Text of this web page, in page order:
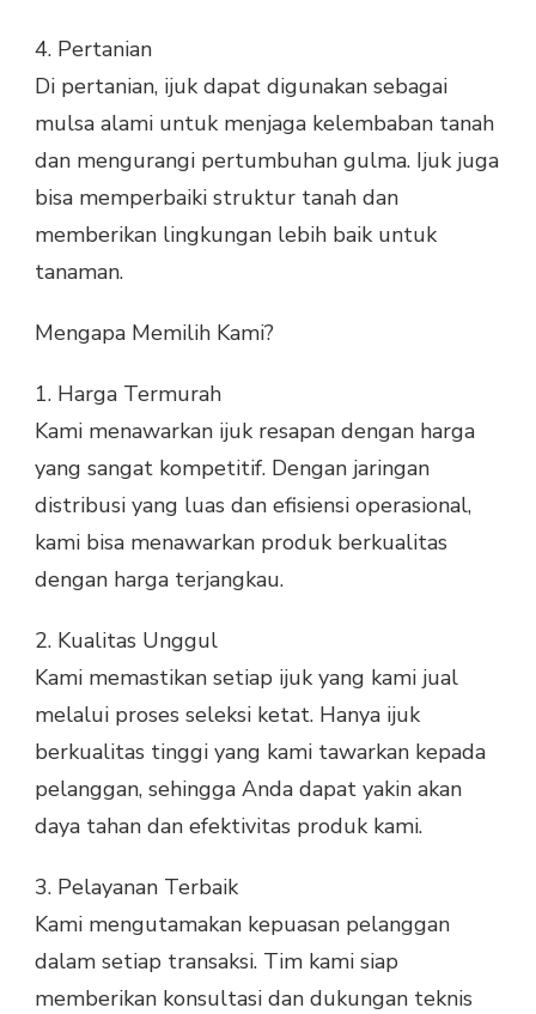
4. Pertanian
Di pertanian, ijuk dapat digunakan sebagai
mulsa alami untuk menjaga kelembaban tanah
dan mengurangi pertumbuhan gulma. Ijuk juga
bisa memperbaiki struktur tanah dan
memberikan lingkungan lebih baik untuk
tanaman.
Mengapa Memilih Kami?
1. Harga Termurah
Kami menawarkan ijuk resapan dengan harga
yang sangat kompetitif. Dengan jaringan
distribusi yang luas dan efisiensi operasional,
kami bisa menawarkan produk berkualitas
dengan harga terjangkau.
2. Kualitas Unggul
Kami memastikan setiap ijuk yang kami jual
melalui proses seleksi ketat. Hanya ijuk
berkualitas tinggi yang kami tawarkan kepada
pelanggan, sehingga Anda dapat yakin akan
daya tahan dan efektivitas produk kami.
3. Pelayanan Terbaik
Kami mengutamakan kepuasan pelanggan
dalam setiap transaksi. Tim kami siap
memberikan konsultasi dan dukungan teknis